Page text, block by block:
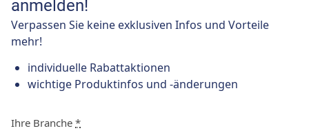
anmelden!
Verpassen Sie keine exklusiven Infos und Vorteile
mehr!
individuelle Rabattaktionen
wichtige Produktinfos und -änderungen
Ihre Branche *